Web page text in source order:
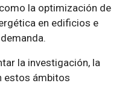
la optimización de
en edificios e
la investigación, la
estos ámbitos